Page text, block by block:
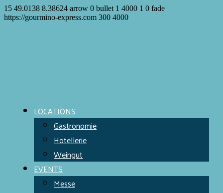
15 49.0138 8.38624 arrow 0 bullet 1 4000 1 0 fade
https://gourmino-express.com 300 4000
LOCATIONS
Gastronomie
Hotellerie
Weingut
EVENTS
Messe